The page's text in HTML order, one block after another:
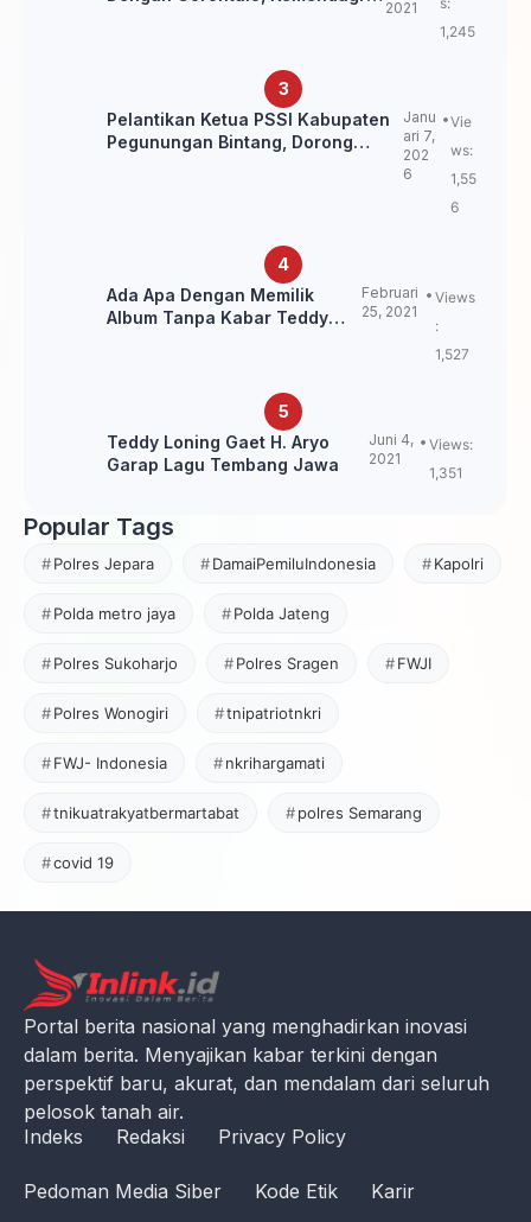
2021
1,245
Pelantikan Ketua PSSI Kabupaten
Pegunungan Bintang, Dorong
Janu
ari 7,
202
6
Vie
ws:
1,55
6
Ada Apa Dengan Memilik
Album Tanpa Kabar Teddy
Februari
25, 2021
Views
:
1,527
Teddy Loning Gaet H. Aryo
Garap Lagu Tembang Jawa
Juni 4,
2021
Views:
1,351
Popular Tags
Polres Jepara DamaiPemiluIndonesia Kapolri
Polda metro jaya Polda Jateng
Polres Sukoharjo Polres Sragen FWJI
Polres Wonogiri tnipatriotnkri
FWJ- Indonesia nkrihargamati
tnikuatrakyatbermartabat polres Semarang
covid 19
Portal berita nasional yang menghadirkan inovasi
dalam berita. Menyajikan kabar terkini dengan
perspektif baru, akurat, dan mendalam dari seluruh
pelosok tanah air.
Indeks
Redaksi Privacy Policy
Pedoman Media Siber Kode Etik Karir